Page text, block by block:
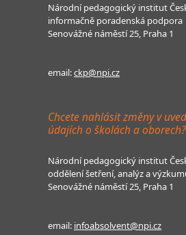
Národní pedagogický institut
informačně poradenská podpora
Senovážné náměstí 25, Praha 1
email:ckp@npi.cz
Chcete nahlásit změny v
údajích o školách a oborech?
Národní pedagogický institut
oddělení šetření, analýz a
Senovážné náměstí 25, Praha 1
email: infoabsolvent@npi.cz